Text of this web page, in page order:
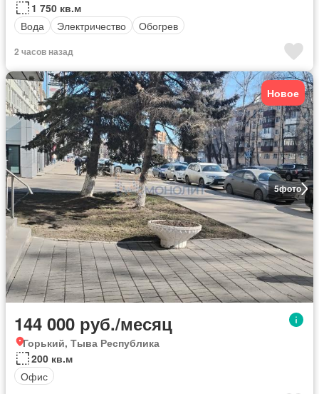
1 750 кв.м
Вода
Электричество Обогрев
2 часов назад
5фото
Новое
144 000 руб./месяц
Горький, Тыва Республика
200 кв.м
Офис